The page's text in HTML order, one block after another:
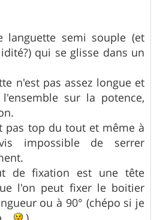
languette semi souple (et
qui se glisse dans un
n'est pas assez longue et
sur la potence,
pas top du tout et même à
impossible de serrer
de fixation est une tête
l'on peut fixer le boitier
ou à 90° (chépo si je